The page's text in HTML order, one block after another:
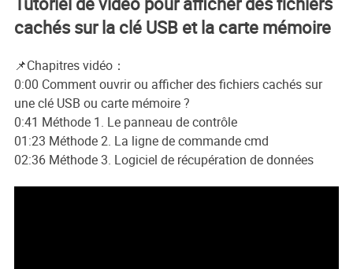
cachés sur la clé USB et la carte mémoire
📌Chapitres vidéo：
0:00 Comment ouvrir ou afficher des fichiers cachés sur
une clé USB ou carte mémoire ?
0:41 Méthode 1. Le panneau de contrôle
01:23 Méthode 2. La ligne de commande cmd
02:36 Méthode 3. Logiciel de récupération de données